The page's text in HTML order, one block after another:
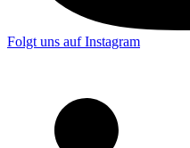
Folgt uns auf Instagram